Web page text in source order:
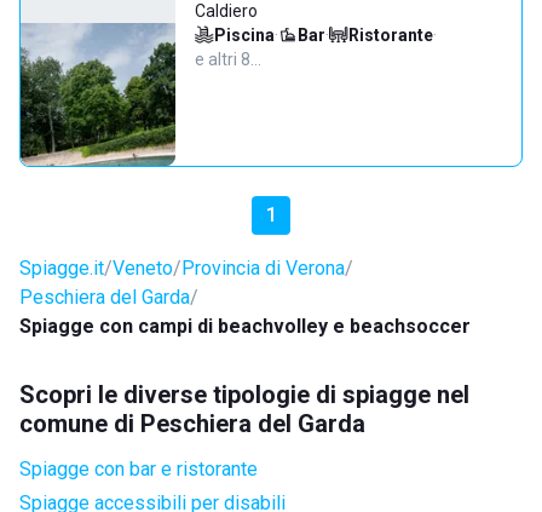
Caldiero
Piscina· Bar· Ristorante·
e altri 8…
1
Spiagge.it Veneto Provincia di Verona
Peschiera del Garda
Spiagge con campi di beachvolley e beachsoccer
Scopri le diverse tipologie di spiagge nel
comune di Peschiera del Garda
Spiagge con bar e ristorante
Spiagge accessibili per disabili